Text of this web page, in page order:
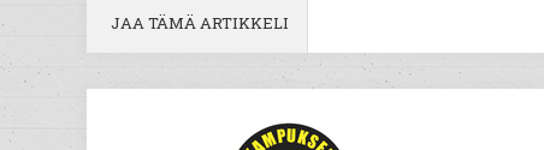
JAA TÄMÄ ARTIKKELI